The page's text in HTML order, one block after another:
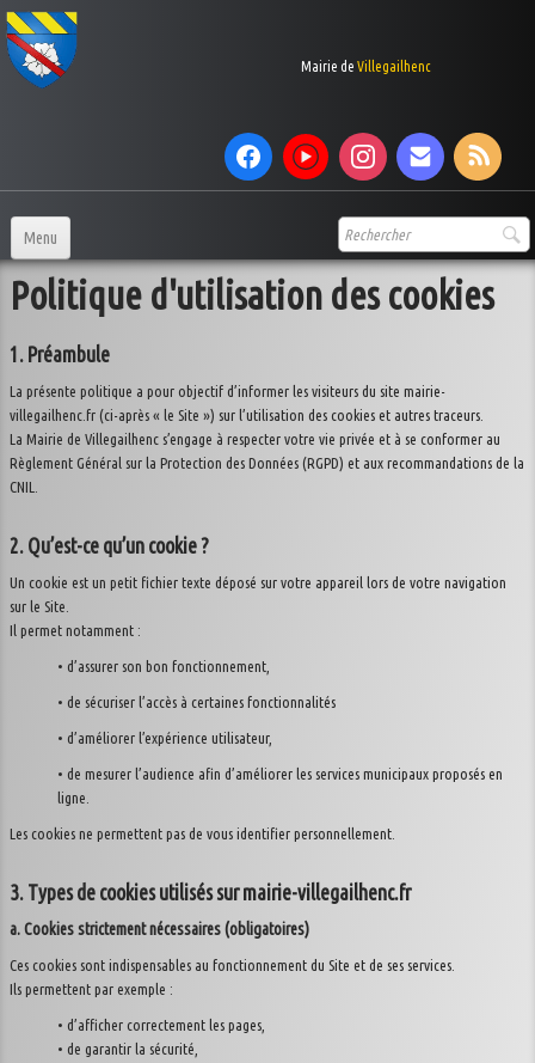
Mairie de Villegailhenc
Menu
Accueil
services municipaux▼
Le village ▼
Plan du site
Politique d'utilisation des cookies
1. Préambule
La présente politique a pour objectif d’informer les visiteurs du site mairie-
villegailhenc.fr (ci-après « le Site ») sur l’utilisation des cookies et autres traceurs.
La Mairie de Villegailhenc s’engage à respecter votre vie privée et à se conformer au
Règlement Général sur la Protection des Données (RGPD) et aux recommandations de la
CNIL.
2. Qu’est-ce qu’un cookie ?
Un cookie est un petit fichier texte déposé sur votre appareil lors de votre navigation
sur le Site.
Il permet notamment :
• d’assurer son bon fonctionnement,
• de sécuriser l’accès à certaines fonctionnalités
• d’améliorer l’expérience utilisateur,
• de mesurer l’audience afin d’améliorer les services municipaux proposés en
ligne.
Les cookies ne permettent pas de vous identifier personnellement.
3. Types de cookies utilisés sur mairie-villegailhenc.fr
a. Cookies strictement nécessaires (obligatoires)
Ces cookies sont indispensables au fonctionnement du Site et de ses services.
Ils permettent par exemple :
• d’afficher correctement les pages,
• de garantir la sécurité,